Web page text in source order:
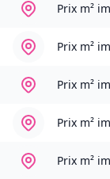
Prix m²
Prix m²
Prix m²
Prix m²
Prix m²